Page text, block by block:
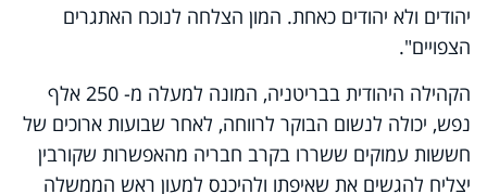
יהודים ולא יהודים כאחת. המון הצלחה לנוכח האתגרים
הצפויים".
הקהילה היהודית בבריטניה, המונה למעלה מ- 250 אלף
נפש, יכולה לנשום הבוקר לרווחה, לאחר שבועות ארוכים של
חששות עמוקים ששררו בקרב חבריה מהאפשרות שקורבין
יצליח להגשים את שאיפתו ולהיכנס למעון ראש הממשלה